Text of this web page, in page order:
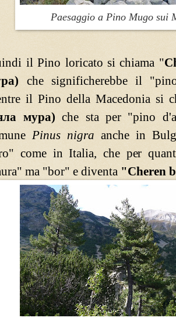
Paesaggio a Pino Mugo sui
il Pino loricato si chiama "
che significherebbe il
il Pino della Macedonia si
мура) che sta per "pino
Pinus nigra anche in
come in Italia, che per
ma "bor" e diventa "Cheren